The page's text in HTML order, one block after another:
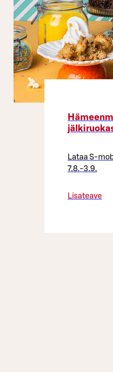
Lataa S-
7.8.-3.9.
Lisateave